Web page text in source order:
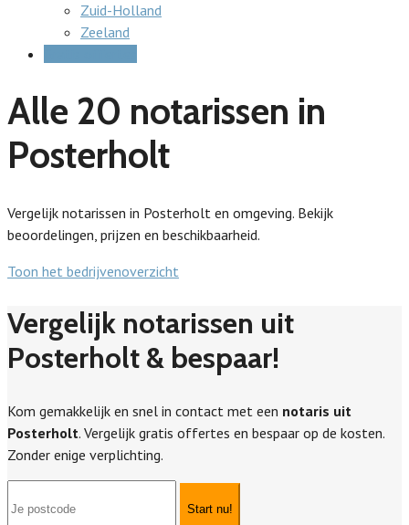
Zuid-Holland
Zeeland
Alle 20 notarissen in
Posterholt
Vergelijk notarissen in Posterholt en omgeving. Bekijk
beoordelingen, prijzen en beschikbaarheid.
Toon het bedrijvenoverzicht
Vergelijk notarissen uit
Posterholt & bespaar!
Kom gemakkelijk en snel in contact met een notaris uit
Posterholt. Vergelijk gratis offertes en bespaar op de kosten.
Zonder enige verplichting.
Start nu!